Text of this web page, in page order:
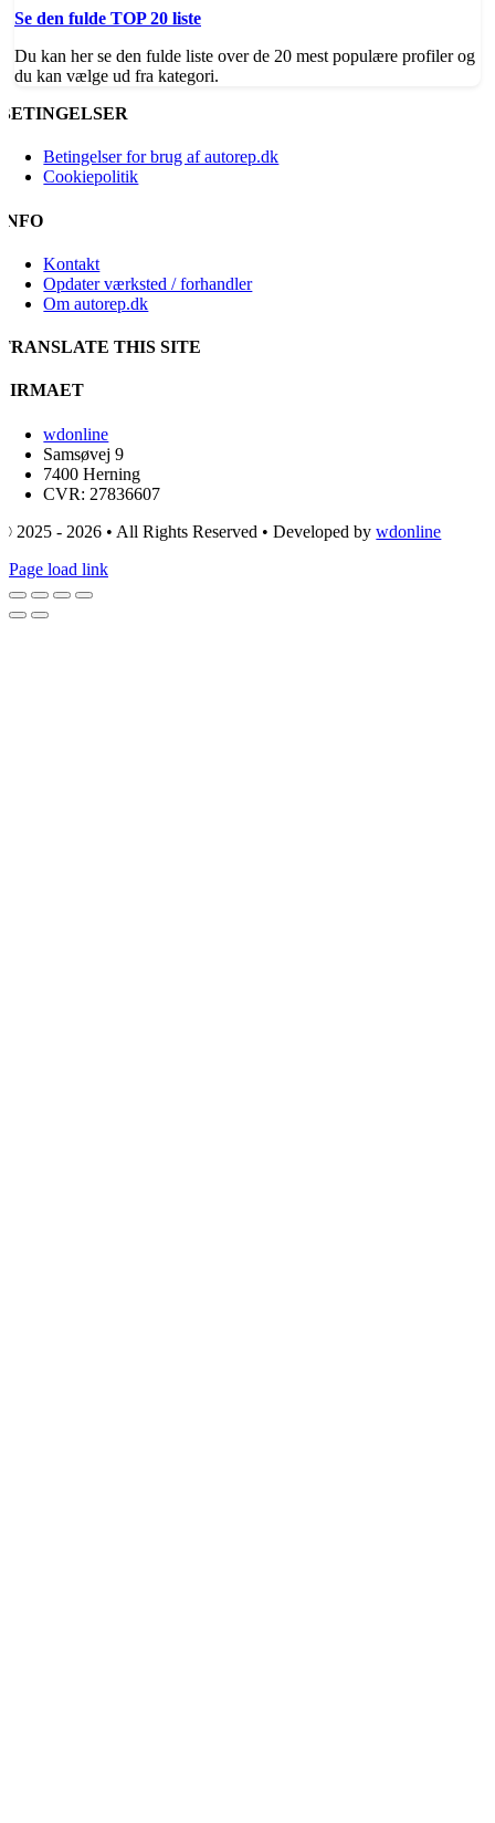
Se den fulde TOP 20 liste
Du kan her se den fulde liste over de 20 mest populære profiler og
du kan vælge ud fra kategori.
BETINGELSER
Betingelser for brug af autorep.dk
Cookiepolitik
INFO
Kontakt
Opdater værksted / forhandler
Om autorep.dk
TRANSLATE THIS SITE
FIRMAET
wdonline
Samsøvej 9
7400 Herning
CVR: 27836607
© 2025 - 2026 • All Rights Reserved • Developed bywdonline
Page load link